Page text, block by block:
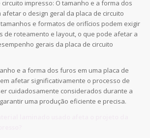
impresso: O tamanho e a forma dos
o design geral da placa de circuito
e formatos de orifícios podem exigir
de roteamento e layout, o que pode afetar a
gerais da placa de circuito
e a forma dos furos em uma placa de
afetar significativamente o processo de
cuidadosamente considerados durante a
uma produção eficiente e precisa.